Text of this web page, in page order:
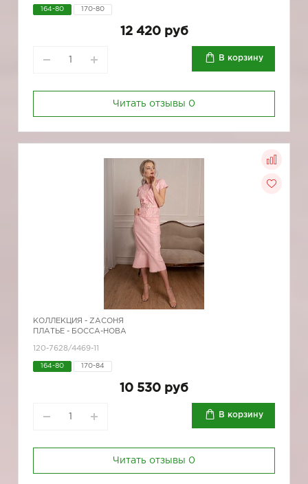
164-80 170-80
12 420 руб
В корзину
Читать отзывы 0
КОЛЛЕКЦИЯ - ZAСОНЯ
ПЛАТЬЕ - БОССА-НОВА
120-7628/4469-11
164-80 170-84
10 530 руб
В корзину
Читать отзывы 0